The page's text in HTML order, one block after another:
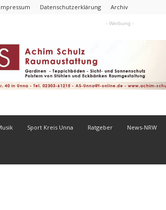
Impressum Datenschutzerklärung Archiv
- Werbung -
Sport Kreis Unna Ratgeber News-NRW